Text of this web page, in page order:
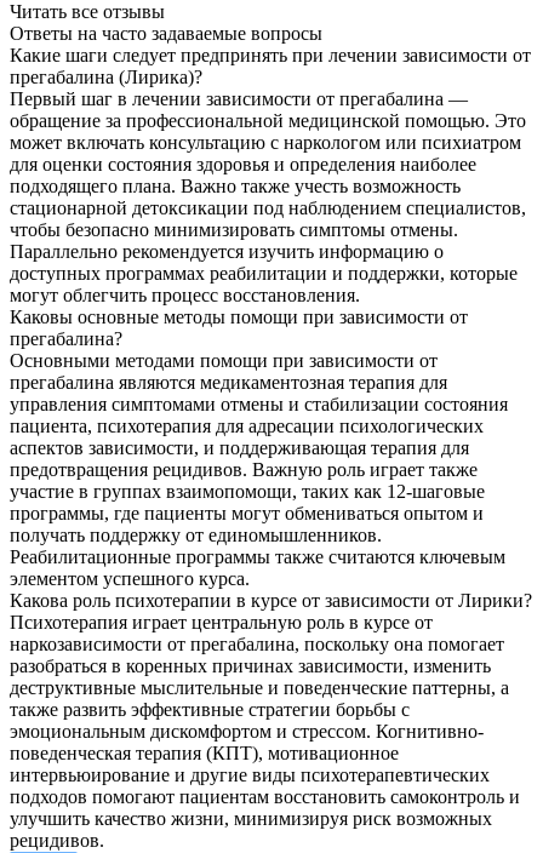
Читать все отзывы
Ответы на часто задаваемые вопросы
Какие шаги следует предпринять при лечении зависимости от
прегабалина (Лирика)?
Первый шаг в лечении зависимости от прегабалина —
обращение за профессиональной медицинской помощью. Это
может включать консультацию с наркологом или психиатром
для оценки состояния здоровья и определения наиболее
подходящего плана. Важно также учесть возможность
стационарной детоксикации под наблюдением специалистов,
чтобы безопасно минимизировать симптомы отмены.
Параллельно рекомендуется изучить информацию о
доступных программах реабилитации и поддержки, которые
могут облегчить процесс восстановления.
Каковы основные методы помощи при зависимости от
прегабалина?
Основными методами помощи при зависимости от
прегабалина являются медикаментозная терапия для
управления симптомами отмены и стабилизации состояния
пациента, психотерапия для адресации психологических
аспектов зависимости, и поддерживающая терапия для
предотвращения рецидивов. Важную роль играет также
участие в группах взаимопомощи, таких как 12-шаговые
программы, где пациенты могут обмениваться опытом и
получать поддержку от единомышленников.
Реабилитационные программы также считаются ключевым
элементом успешного курса.
Какова роль психотерапии в курсе от зависимости от Лирики?
Психотерапия играет центральную роль в курсе от
наркозависимости от прегабалина, поскольку она помогает
разобраться в коренных причинах зависимости, изменить
деструктивные мыслительные и поведенческие паттерны, а
также развить эффективные стратегии борьбы с
эмоциональным дискомфортом и стрессом. Когнитивно-
поведенческая терапия (КПТ), мотивационное
интервьюирование и другие виды психотерапевтических
подходов помогают пациентам восстановить самоконтроль и
улучшить качество жизни, минимизируя риск возможных
рецидивов.